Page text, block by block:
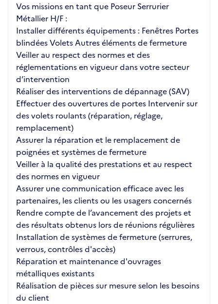
Vos missions en tant que Poseur Serrurier
Métallier H/F :
Installer différents équipements : Fenêtres Portes
blindées Volets Autres éléments de fermeture
Veiller au respect des normes et des
réglementations en vigueur dans votre secteur
d’intervention
Réaliser des interventions de dépannage (SAV)
Effectuer des ouvertures de portes Intervenir sur
des volets roulants (réparation, réglage,
remplacement)
Assurer la réparation et le remplacement de
poignées et systèmes de fermeture
Veiller à la qualité des prestations et au respect
des normes en vigueur
Assurer une communication efficace avec les
partenaires, les clients ou les usagers concernés
Rendre compte de l’avancement des projets et
des résultats obtenus lors de réunions régulières
Installation de systèmes de fermeture (serrures,
verrous, contrôles d'accès)
Réparation et maintenance d'ouvrages
métalliques existants
Réalisation de pièces sur mesure selon les besoins
du client